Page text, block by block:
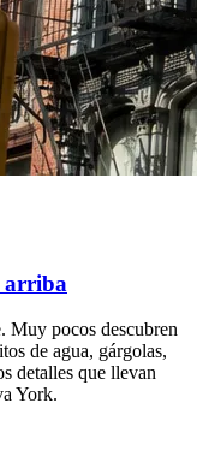
arriba
Muy pocos descubren
de agua, gárgolas,
detalles que llevan
York.